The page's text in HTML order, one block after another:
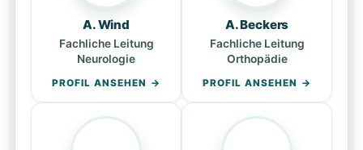
A. Wind
Fachliche Leitung
Neurologie
PROFIL ANSEHEN
A. Beckers
Fachliche Leitung
Orthopädie
PROFIL ANSEHEN